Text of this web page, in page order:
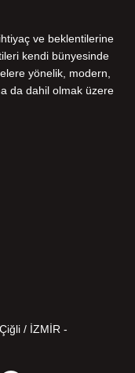
ve beklentilerine
kendi bünyesinde
yönelik, modern,
da dahil olmak üzere
/ İZMİR -